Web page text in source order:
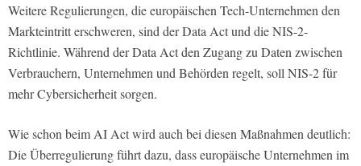
Weitere Regulierungen, die europäischen Tech-Unternehmen den
Markteintritt erschweren, sind der Data Act und die NIS-2-
Richtlinie. Während der Data Act den Zugang zu Daten zwischen
Verbrauchern, Unternehmen und Behörden regelt, soll NIS-2 für
mehr Cybersicherheit sorgen.
Wie schon beim AI Act wird auch bei diesen Maßnahmen deutlich:
Die Überregulierung führt dazu, dass europäische Unternehmen im